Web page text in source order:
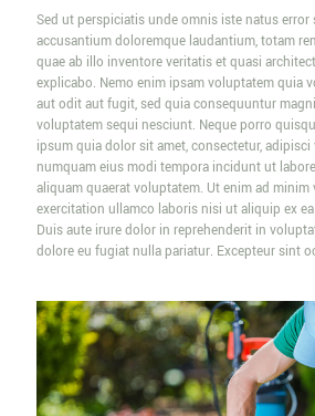
Sed ut perspiciatis unde omnis iste natus
accusantium doloremque laudantium, totam
quae ab illo inventore veritatis et quasi
explicabo. Nemo enim ipsam voluptatem quia
aut odit aut fugit, sed quia consequuntur
voluptatem sequi nesciunt. Neque porro
ipsum quia dolor sit amet, consectetur, adipisci
numquam eius modi tempora incidunt ut
aliquam quaerat voluptatem. Ut enim ad minim
exercitation ullamco laboris nisi ut aliquip ex
Duis aute irure dolor in reprehenderit in
dolore eu fugiat nulla pariatur. Excepteur sint